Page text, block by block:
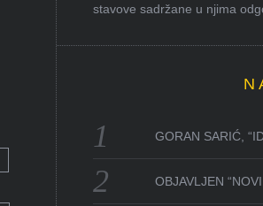
stavove sadržane u njima
GORAN SARIĆ,
OBJAVLJEN